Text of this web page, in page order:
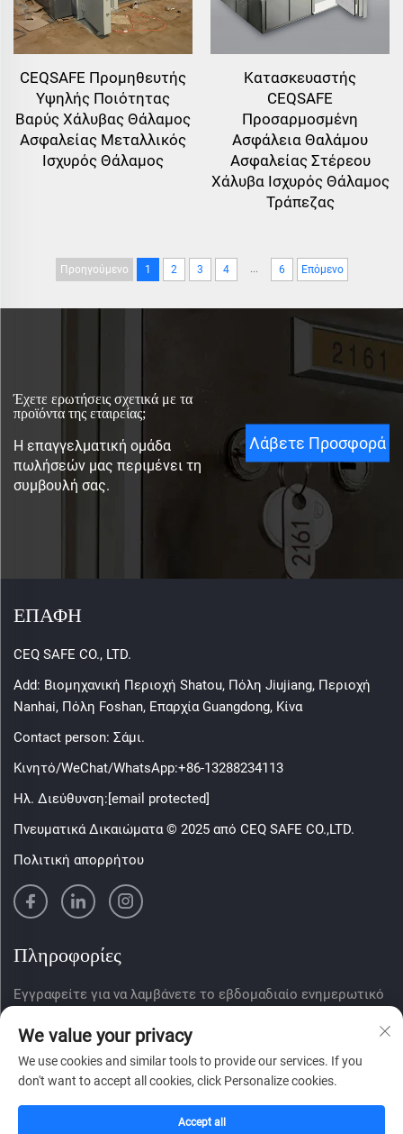
CEQSAFE Προμηθευτής
Υψηλής Ποιότητας
Βαρύς Χάλυβας Θάλαμος
Ασφαλείας Μεταλλικός
Ισχυρός Θάλαμος
Κατασκευαστής
CEQSAFE
Προσαρμοσμένη
Ασφάλεια Θαλάμου
Ασφαλείας Στέρεου
Χάλυβα Ισχυρός Θάλαμος
Τράπεζας
Προηγούμενο 1 2 3 4 ... 6 Επόμενο
Έχετε ερωτήσεις σχετικά με τα
προϊόντα της εταιρείας;
Η επαγγελματική ομάδα
πωλήσεών μας περιμένει τη
συμβουλή σας.
Λάβετε Προσφορά
ΕΠΑΦΗ
CEQ SAFE CO., LTD.
Add: Βιομηχανική Περιοχή Shatou, Πόλη Jiujiang, Περιοχή
Nanhai, Πόλη Foshan, Επαρχία Guangdong, Κίνα
Contact person: Σάμι.
Κινητό/WeChat/WhatsApp:+86-13288234113
Ηλ. Διεύθυνση:[email protected]
Πνευματικά Δικαιώματα © 2025 από CEQ SAFE CO.,LTD.
Πολιτική απορρήτου
Πληροφορίες
Εγγραφείτε για να λαμβάνετε το εβδομαδιαίο ενημερωτικό
Υποβολή
We value your privacy
We use cookies and similar tools to provide our services. If you
don't want to accept all cookies, click Personalize cookies.
Accept all